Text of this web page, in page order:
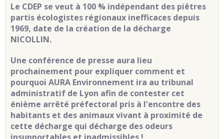
Le CDEP se veut à 100 % indépendant des piêtres
partis écologistes régionaux inefficaces depuis
1969, date de la création de la décharge
NICOLLIN.
Une conférence de presse aura lieu
prochainement pour expliquer comment et
pourquoi AURA Environnement ira au tribunal
administratif de Lyon afin de contester cet
énième arrêté préfectoral pris à l'encontre des
habitants et des animaux vivant à proximité de
cette décharge qui décharge des odeurs